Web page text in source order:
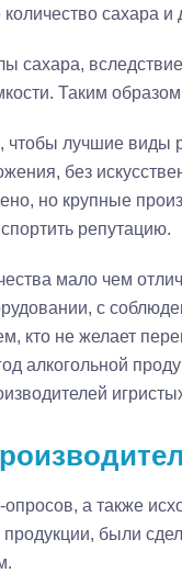
сахара
сахара,
Таким
чтобы лучшие виды
без
но крупные
репутацию.
мало чем
с
кто не желает
алкогольной
а также
были